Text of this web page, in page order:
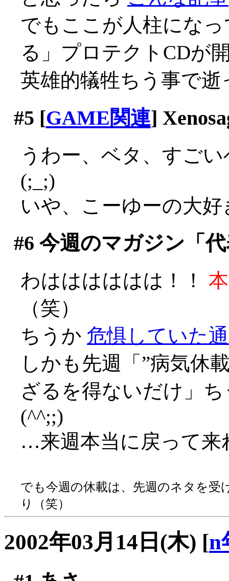
でもここが人柱にな
る」プロテクトCDが
英雄的犠牲ちう事で
#5 [GAME関連]
うわー、ベタ、すご
(;_;)
いや、こーゆーの大
#6 今週のマガジン「
わはははははは！！
（笑）
ちうか 危惧していた
しかも先週「”病気休
ざるを得ないだけ」
(^^;;)
…来週本当に戻って来
でも今週の休載は、先週のネタを
り（笑）
2002年03月14日(木) [n